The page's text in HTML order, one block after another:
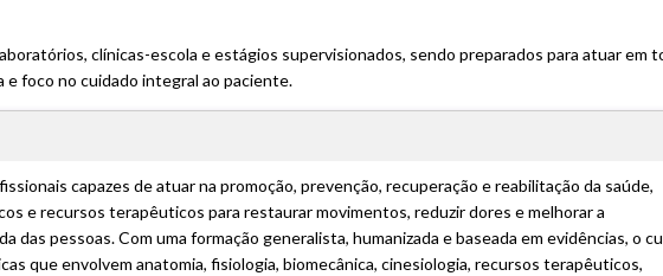
clínicas-escola e estágios supervisionados, sendo preparados para atuar em
e foco no cuidado integral ao paciente.
capazes de atuar na promoção, prevenção, recuperação e reabilitação da saúde,
e recursos terapêuticos para restaurar movimentos, reduzir dores e melhorar a
das pessoas. Com uma formação generalista, humanizada e baseada em evidências, o
que envolvem anatomia, fisiologia, biomecânica, cinesiologia, recursos terapêuticos,